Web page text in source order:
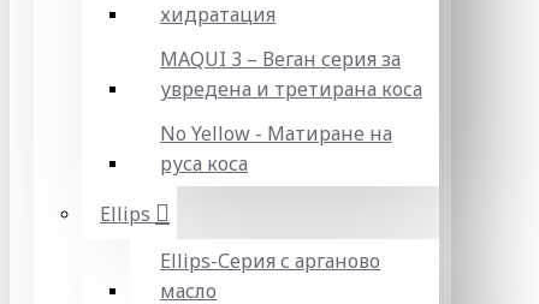
хидратация
MAQUI 3 – Веган серия за
увредена и третирана коса
No Yellow - Матиране на
руса коса
Ellips
Ellips-Серия с арганово
масло